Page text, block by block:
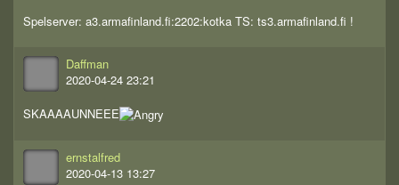
Spelserver: a3.armafinland.fi:2202:kotka TS: ts3.armafinland.fi !
Daffman
2020-04-24 23:21
SKAAAAUNNEEE
ernstalfred
2020-04-13 13:27